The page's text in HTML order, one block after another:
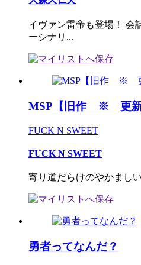
イヴァン雷帝も登場！ 会
ーシナリ...
MSP【旧作 ※ 更新
FUCK N SWEET
FUCK N SWEET
寄り道だらけのやかまし
勇者ってなんだ？